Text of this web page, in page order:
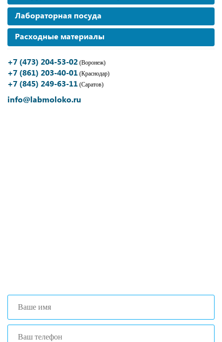
Лабораторная посуда
Расходные материалы
+7 (473) 204-53-02 (Воронеж)
+7 (861) 203-40-01 (Краснодар)
+7 (845) 249-63-11 (Саратов)
info@labmoloko.ru